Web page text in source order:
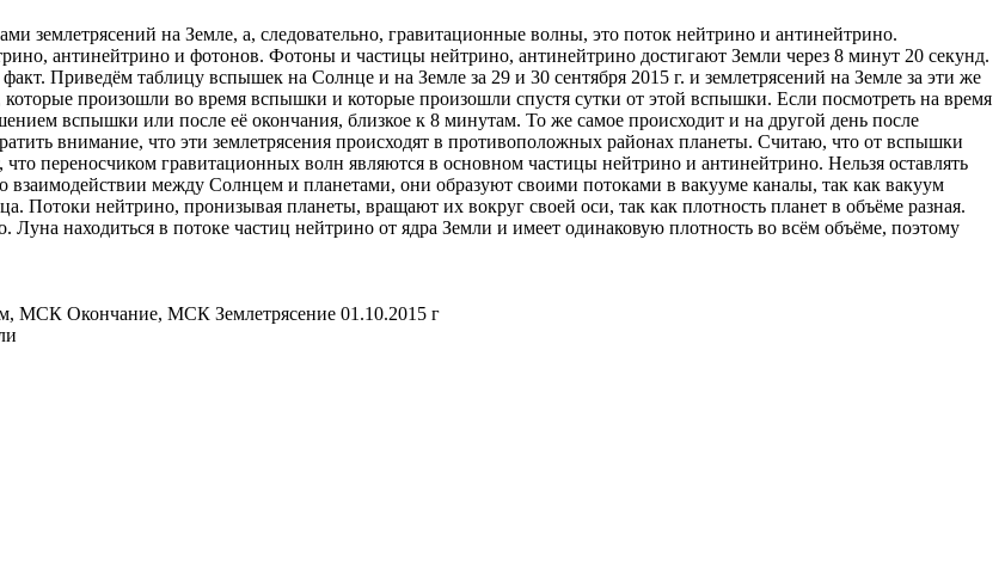
землетрясений на Земле, а, следовательно, гравитационные волны, это поток нейтрино и антинейтрино.
антинейтрино и фотонов. Фотоны и частицы нейтрино, антинейтрино достигают Земли через 8 минут 20 секунд.
Приведём таблицу вспышек на Солнце и на Земле за 29 и 30 сентября 2015 г. и землетрясений на Земле за эти же
произошли во время вспышки и которые произошли спустя сутки от этой вспышки. Если посмотреть на время
вспышки или после её окончания, близкое к 8 минутам. То же самое происходит и на другой день после
внимание, что эти землетрясения происходят в противоположных районах планеты. Считаю, что от вспышки
переносчиком гравитационных волн являются в основном частицы нейтрино и антинейтрино. Нельзя оставлять
между Солнцем и планетами, они образуют своими потоками в вакууме каналы, так как вакуум
Потоки нейтрино, пронизывая планеты, вращают их вокруг своей оси, так как плотность планет в объёме разная.
находиться в потоке частиц нейтрино от ядра Земли и имеет одинаковую плотность во всём объёме, поэтому
МСК Окончание, МСК Землетрясение 01.10.2015 г